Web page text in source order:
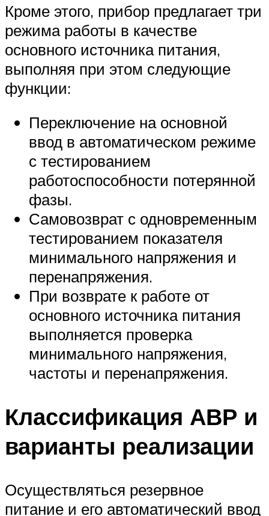
Кроме этого, прибор предлагает три
режима работы в качестве
основного источника питания,
выполняя при этом следующие
функции:
Переключение на основной
ввод в автоматическом режиме
с тестированием
работоспособности потерянной
фазы.
Самовозврат с одновременным
тестированием показателя
минимального напряжения и
перенапряжения.
При возврате к работе от
основного источника питания
выполняется проверка
минимального напряжения,
частоты и перенапряжения.
Классификация АВР и
варианты реализации
Осуществляться резервное
питание и его автоматический ввод